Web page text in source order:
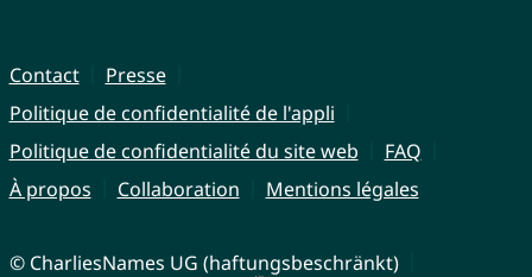
Contact
Presse
Politique de confidentialité de l'appli
Politique de confidentialité du site web
FAQ
À propos
Collaboration Mentions légales
© CharliesNames UG (haftungsbeschränkt)